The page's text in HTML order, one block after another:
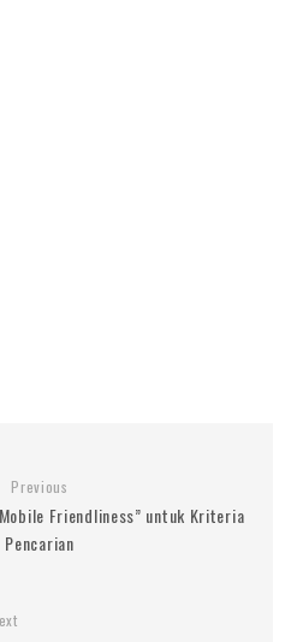
Previous
Friendliness” untuk Kriteria
Pencarian